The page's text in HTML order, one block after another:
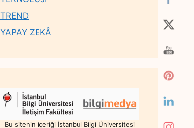
TREND
YAPAY ZEKÂ
Bu sitenin içeriği İstanbul Bilgi Üniversitesi